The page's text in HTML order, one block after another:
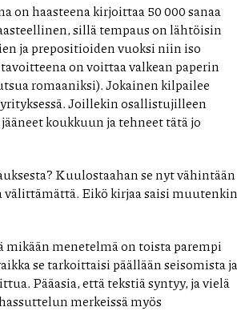
on haasteena kirjoittaa 50 000 sanaa
sillä tempaus on lähtöisin
ja prepositioiden vuoksi niin iso
on voittaa valkean paperin
romaaniksi). Jokainen kilpailee
Joillekin osallistujilleen
koukkuun ja tehneet tätä jo
Kuulostaahan se nyt vähintään
välittämättä. Eikö kirjaa saisi muutenkin
mikään menetelmä on toista parempi
se tarkoittaisi päällään seisomista ja
Pääasia, että tekstiä syntyy, ja vielä
merkeissä myös